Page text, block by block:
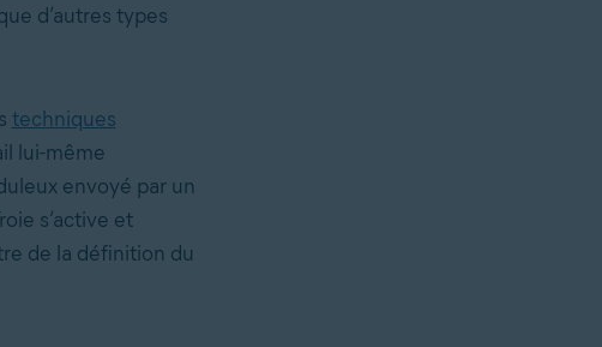
d’autres types
techniques
lui-même
envoyé par un
s’active et
de la définition du